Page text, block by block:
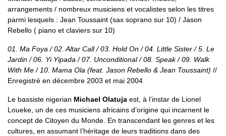
arrangements / nombreux musiciens et vocalistes selon les titres
parmi lesquels : Jean Toussaint (sax soprano sur 10) / Jason
Rebello ( piano et claviers sur 10)
01. Ma Foya / 02. Altar Call / 03. Hold On / 04. Little Sister / 5. Le
Jardin / 06. Yi Yipada / 07. Unconditional / 08. Speak / 09. Walk
With Me / 10. Mama Ola (feat. Jason Rebello & Jean Toussaint) //
Enregistré en décembre 2003 et mai 2004
Le bassiste nigerian Michael Olatuja est, à l’instar de Lionel
Loueke, un de ces musiciens africains d’origine qui incarnent le
concept de Citoyen du Monde. En transcendant les genres et les
cultures, en assumant l’héritage de leurs traditions dans des